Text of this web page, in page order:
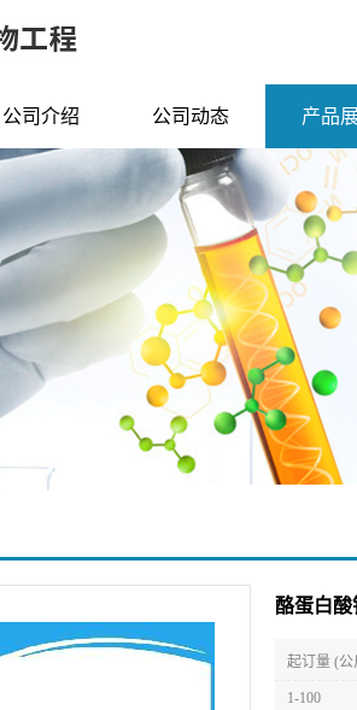
公司介绍 公司动态 产品
酪蛋白
起订量 (公
1-100